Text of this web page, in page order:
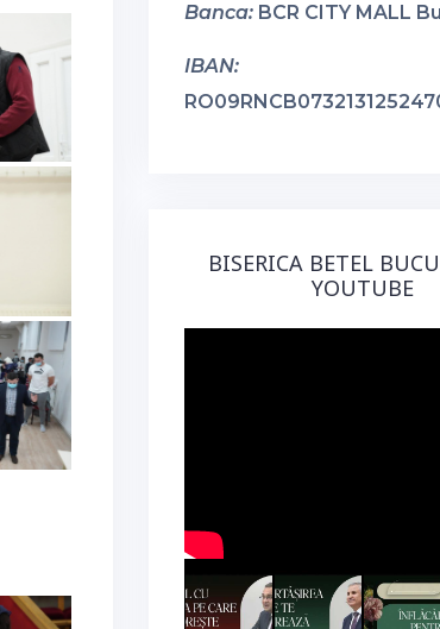
Banca: BCR CITY MALL
IBAN:
BISERICA BETEL
YOUTUBE